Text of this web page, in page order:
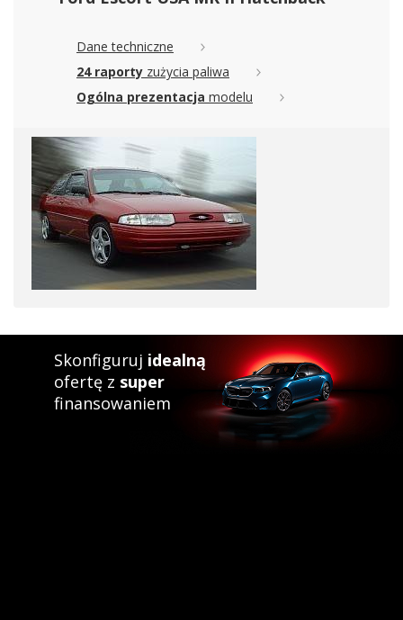
Dane techniczne
24 raporty zużycia paliwa
Ogólna prezentacja modelu
Skonfiguruj idealną
ofertę z super
finansowaniem